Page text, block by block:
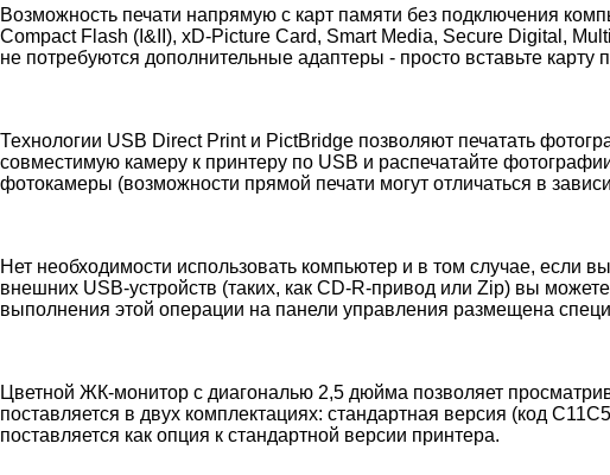
Возможность печати напрямую с карт памяти без подключения
Compact Flash (I&II), xD-Picture Card, Smart Media, Secure Digital,
не потребуются дополнительные адаптеры - просто вставьте
Технологии USB Direct Print и PictBridge позволяют печатать
совместимую камеру к принтеру по USB и распечатайте
фотокамеры (возможности прямой печати могут отличаться в
Нет необходимости использовать компьютер и в том случае, если
внешних USB-устройств (таких, как CD-R-привод или Zip) вы
выполнения этой операции на панели управления размещена
Цветной ЖК-монитор с диагональю 2,5 дюйма позволяет
поставляется в двух комплектациях: стандартная версия (код
поставляется как опция к стандартной версии принтера.